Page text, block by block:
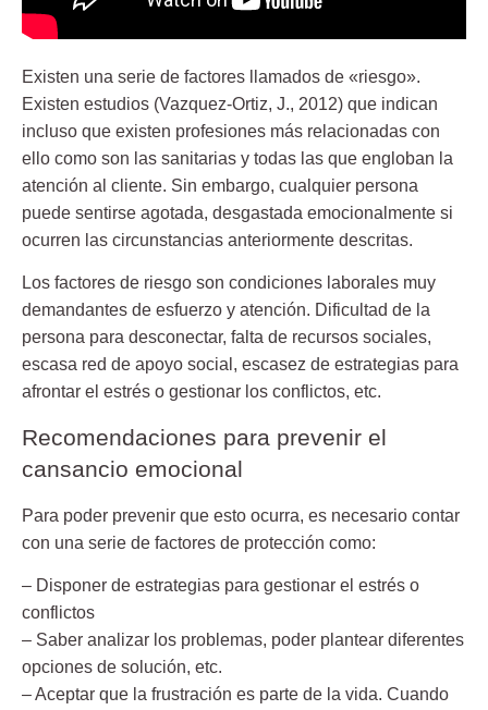
Existen una serie de factores llamados de «riesgo».
Existen estudios (Vazquez-Ortiz, J., 2012) que indican
incluso que existen profesiones más relacionadas con
ello como son las sanitarias y todas las que engloban la
atención al cliente. Sin embargo, cualquier persona
puede sentirse agotada, desgastada emocionalmente si
ocurren las circunstancias anteriormente descritas.
Los factores de riesgo son condiciones laborales muy
demandantes de esfuerzo y atención. Dificultad de la
persona para desconectar, falta de recursos sociales,
escasa red de apoyo social, escasez de estrategias para
afrontar el estrés o gestionar los conflictos, etc.
Recomendaciones para prevenir el
cansancio emocional
Para poder prevenir que esto ocurra, es necesario contar
con una serie de factores de protección como:
– Disponer de estrategias para gestionar el estrés o
conflictos
– Saber analizar los problemas, poder plantear diferentes
opciones de solución, etc.
– Aceptar que la frustración es parte de la vida. Cuando